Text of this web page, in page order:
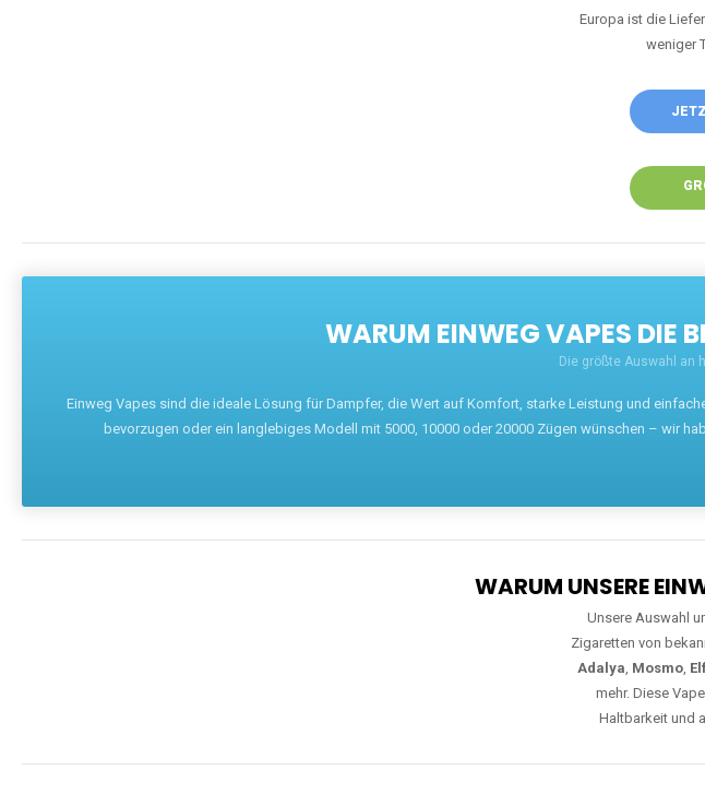
Europa ist die
weniger
WARUM EINWEG VAPES DIE
Die größte Auswahl an
Einweg Vapes sind die ideale Lösung für Dampfer, die Wert auf Komfort, starke Leistung und
bevorzugen oder ein langlebiges Modell mit 5000, 10000 oder 20000 Zügen wünschen – wir
WARUM UNSERE
Unsere Auswahl
Zigaretten von
Adalya, Mosmo,
mehr. Diese
Haltbarkeit und